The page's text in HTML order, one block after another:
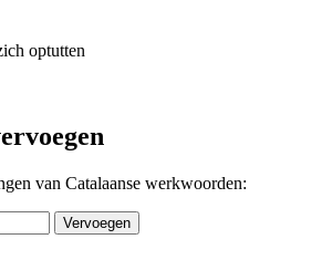
optutten
van Catalaanse werkwoorden:
Vervoegen